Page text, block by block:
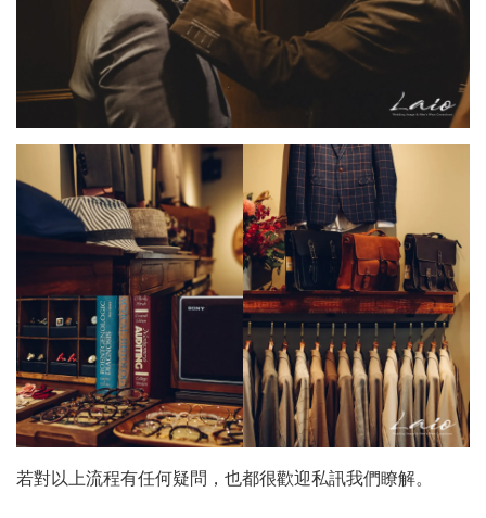
若對以上流程有任何疑問，也都很歡迎私訊我們瞭解。